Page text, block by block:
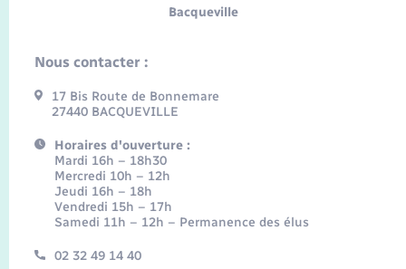
Bacqueville
Nous contacter :
17 Bis Route de Bonnemare
27440 BACQUEVILLE
Horaires d'ouverture :
Mardi 16h – 18h30
Mercredi 10h – 12h
Jeudi 16h – 18h
Vendredi 15h – 17h
Samedi 11h – 12h – Permanence des élus
02 32 49 14 40